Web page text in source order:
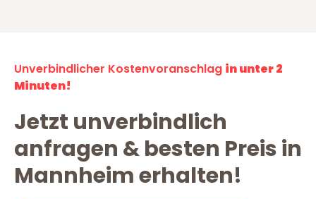
Unverbindlicher Kostenvoranschlag in unter 2
Minuten!
Jetzt unverbindlich
anfragen & besten Preis in
Mannheim erhalten!